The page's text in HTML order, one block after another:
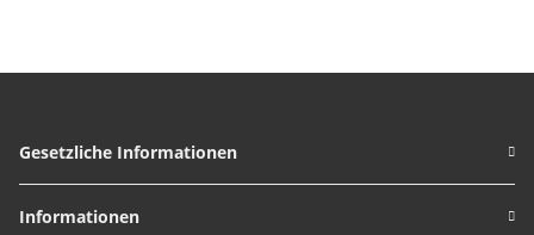
Gesetzliche Informationen
Informationen